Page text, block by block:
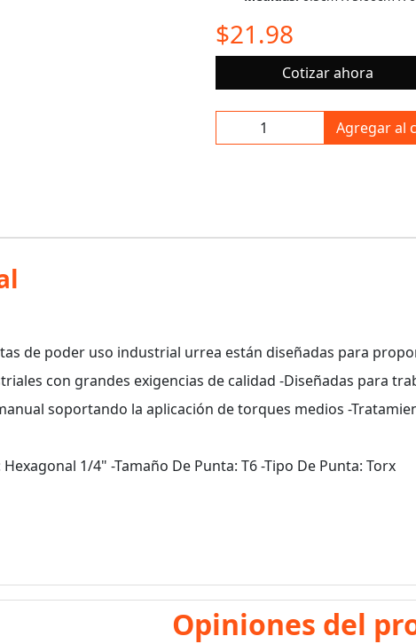
$21.98
Cotizar ahora
Agregar al
de poder uso industrial urrea están diseñadas para
con grandes exigencias de calidad -Diseñadas para
soportando la aplicación de torques medios -
1/4" -Tamaño De Punta: T6 -Tipo De Punta: Torx
Opiniones del